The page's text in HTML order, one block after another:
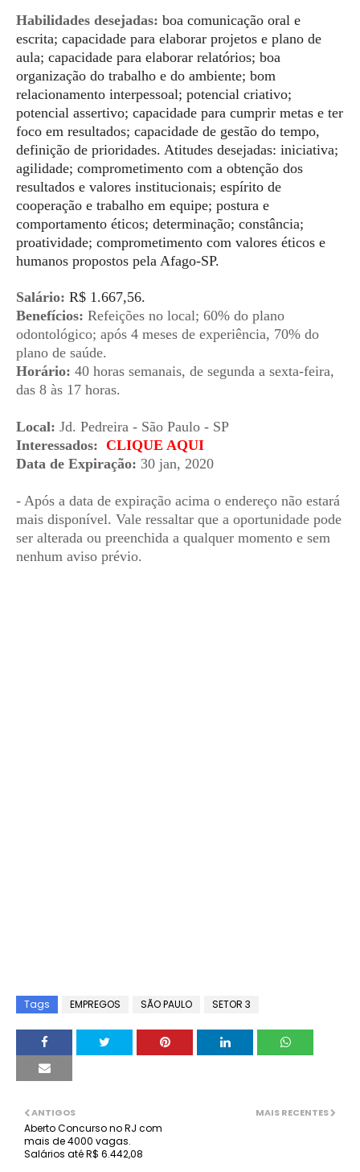
Habilidades desejadas: boa comunicação oral e
escrita; capacidade para elaborar projetos e plano de
aula; capacidade para elaborar relatórios; boa
organização do trabalho e do ambiente; bom
relacionamento interpessoal; potencial criativo;
potencial assertivo; capacidade para cumprir metas e ter
foco em resultados; capacidade de gestão do tempo,
definição de prioridades. Atitudes desejadas: iniciativa;
agilidade; comprometimento com a obtenção dos
resultados e valores institucionais; espírito de
cooperação e trabalho em equipe; postura e
comportamento éticos; determinação; constância;
proatividade; comprometimento com valores éticos e
humanos propostos pela Afago-SP.
Salário: R$ 1.667,56.
Benefícios: Refeições no local; 60% do plano
odontológico; após 4 meses de experiência, 70% do
plano de saúde.
Horário: 40 horas semanais, de segunda a sexta-feira,
das 8 às 17 horas.
Local: Jd. Pedreira - São Paulo - SP
Interessados: CLIQUE AQUI
Data de Expiração: 30 jan, 2020
- Após a data de expiração acima o endereço não estará
mais disponível. Vale ressaltar que a oportunidade pode
ser alterada ou preenchida a qualquer momento e sem
nenhum aviso prévio.
Tags EMPREGOS SÃO PAULO SETOR 3
MAIS RECENTES
ANTIGOS
Aberto Concurso no RJ com
mais de 4000 vagas.
Salários até R$ 6.442,08